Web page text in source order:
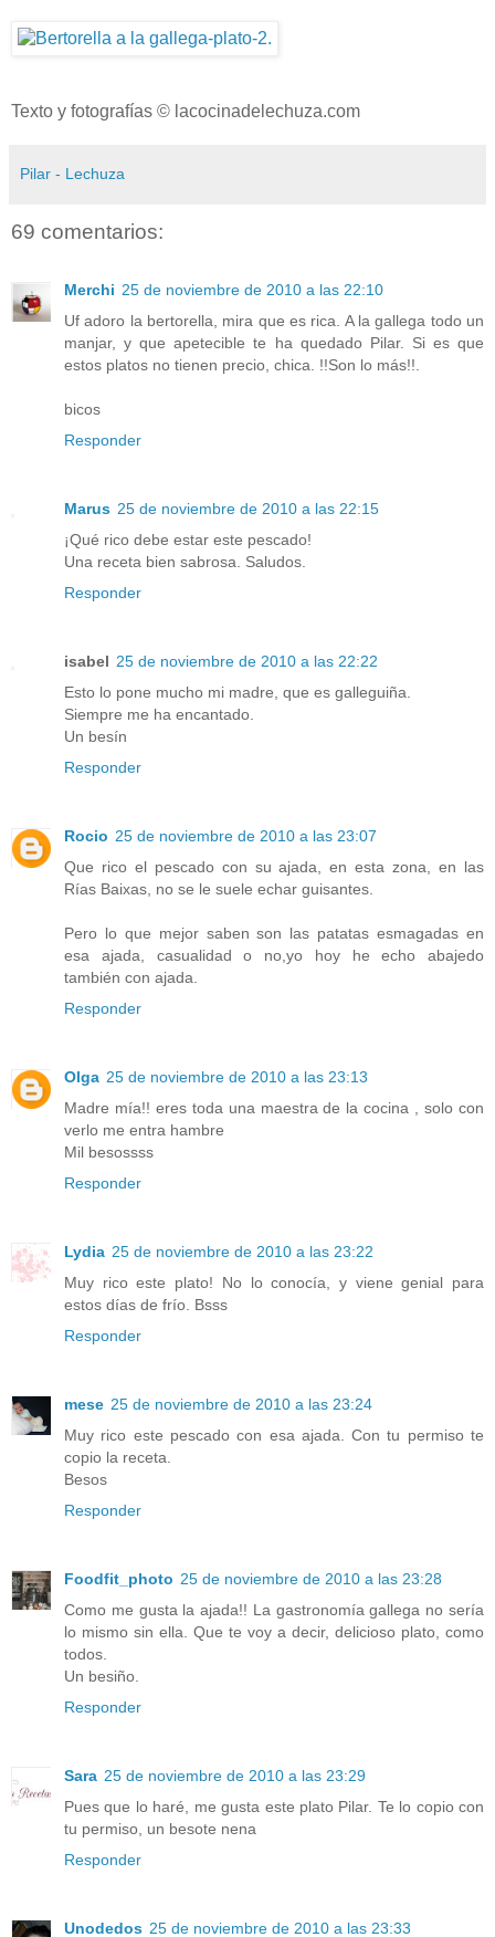
Texto y fotografías © lacocinadelechuza.com
Pilar - Lechuza
69 comentarios:
Merchi 25 de noviembre de 2010 a las 22:10
Uf adoro la bertorella, mira que es rica. A la gallega todo un
manjar, y que apetecible te ha quedado Pilar. Si es que
estos platos no tienen precio, chica. !!Son lo más!!.
bicos
Responder
Marus 25 de noviembre de 2010 a las 22:15
¡Qué rico debe estar este pescado!
Una receta bien sabrosa. Saludos.
Responder
isabel 25 de noviembre de 2010 a las 22:22
Esto lo pone mucho mi madre, que es galleguiña.
Siempre me ha encantado.
Un besín
Responder
Rocio 25 de noviembre de 2010 a las 23:07
Que rico el pescado con su ajada, en esta zona, en las
Rías Baixas, no se le suele echar guisantes.
Pero lo que mejor saben son las patatas esmagadas en
esa ajada, casualidad o no,yo hoy he echo abajedo
también con ajada.
Responder
Olga 25 de noviembre de 2010 a las 23:13
Madre mía!! eres toda una maestra de la cocina , solo con
verlo me entra hambre
Mil besossss
Responder
Lydia 25 de noviembre de 2010 a las 23:22
Muy rico este plato! No lo conocía, y viene genial para
estos días de frío. Bsss
Responder
mese 25 de noviembre de 2010 a las 23:24
Muy rico este pescado con esa ajada. Con tu permiso te
copio la receta.
Besos
Responder
Foodfit_photo 25 de noviembre de 2010 a las 23:28
Como me gusta la ajada!! La gastronomía gallega no sería
lo mismo sin ella. Que te voy a decir, delicioso plato, como
todos.
Un besiño.
Responder
Sara 25 de noviembre de 2010 a las 23:29
Pues que lo haré, me gusta este plato Pilar. Te lo copio con
tu permiso, un besote nena
Responder
Unodedos 25 de noviembre de 2010 a las 23:33